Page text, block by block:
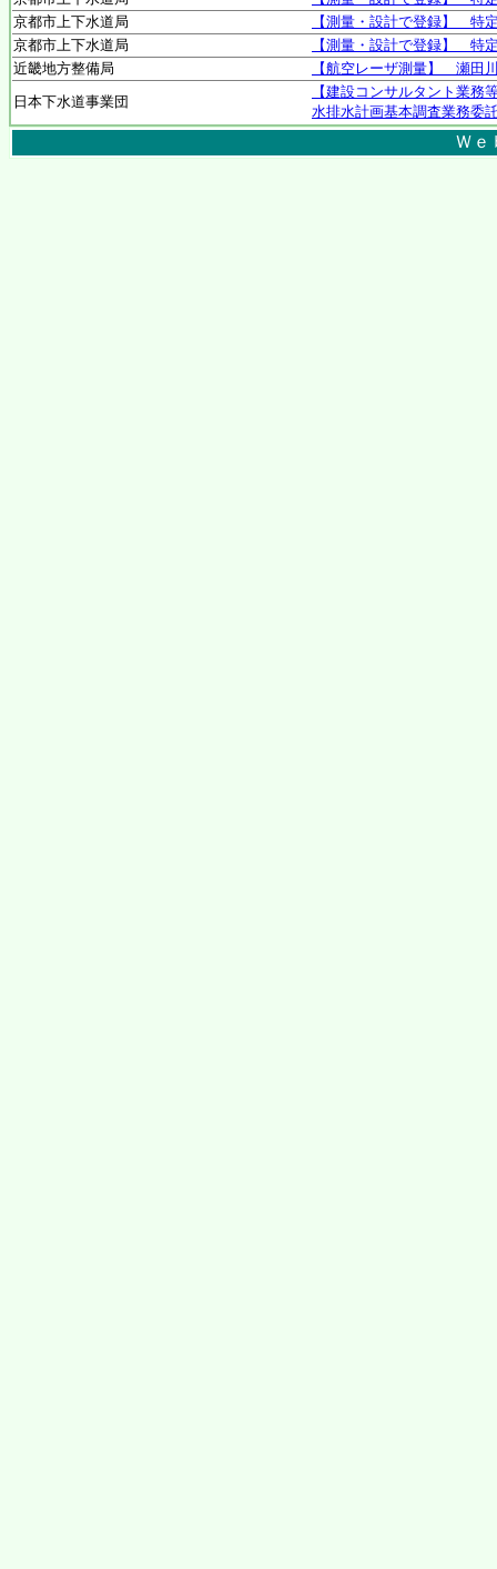
京都市上下水道局
【測量・設計で登録】 特
京都市上下水道局
【測量・設計で登録】 特
近畿地方整備局
【航空レーザ測量】 瀬田
日本下水道事業団
【建設コンサルタント業
水排水計画基本調査業務委
Ｗｅ